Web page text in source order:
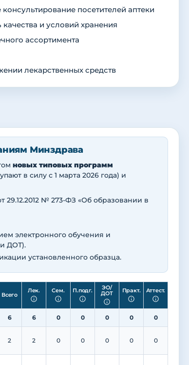
посетителей аптеки
и условий хранения
ассортимента
лекарственных средств
Минздрава
новых типовых программ
в силу с 1 марта 2026 года) и
29.12.2012 № 273-ФЗ «Об образовании в
электронного обучения и
ДОТ).
установленного образца.
Всего
Лек. Сем. П.​подг.
ЭО/
ДОТ
Практ. Аттест.
6 6 0 0 0 0 0
2 2 0 0 0 0 0